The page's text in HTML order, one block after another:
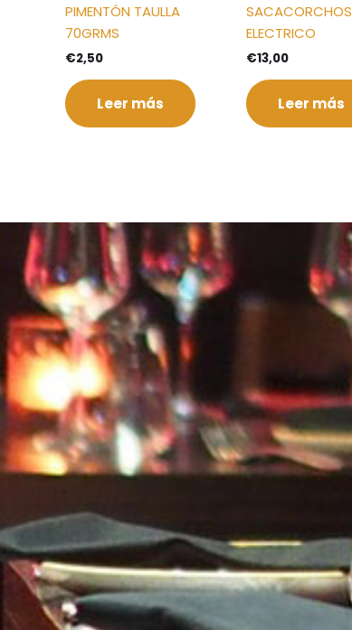
PIMENTÓN TAULLA
70GRMS
€2,50
Leer más
SACACORCHOS
ELECTRICO
€13,00
Leer más